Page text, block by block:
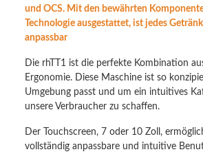
und OCS. Mit den bewährten
Technologie ausgestattet, ist jedes
anpassbar
Die rhTT1 ist die perfekte Kombination
Ergonomie. Diese Maschine ist so
Umgebung passt und um ein intuitives
unsere Verbraucher zu schaffen.
Der Touchscreen, 7 oder 10 Zoll,
vollständig anpassbare und intuitive